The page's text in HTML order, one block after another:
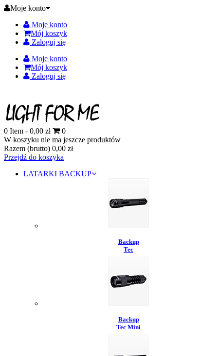
Moje konto
Moje konto
Mój koszyk
Zaloguj się
Moje konto
Mój koszyk
Zaloguj się
0 Item - 0,00 zł
0
W koszyku nie ma jeszcze produktów
Razem (brutto) 0,00 zł
Przejdź do koszyka
LATARKI BACKUP
Backup
Tec
Backup
Tec Mini